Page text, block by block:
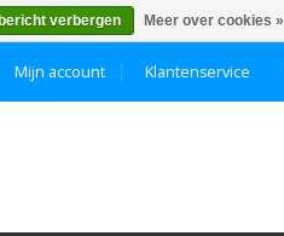
Klantenservice
Mijn account
verbergen Meer over cookies »